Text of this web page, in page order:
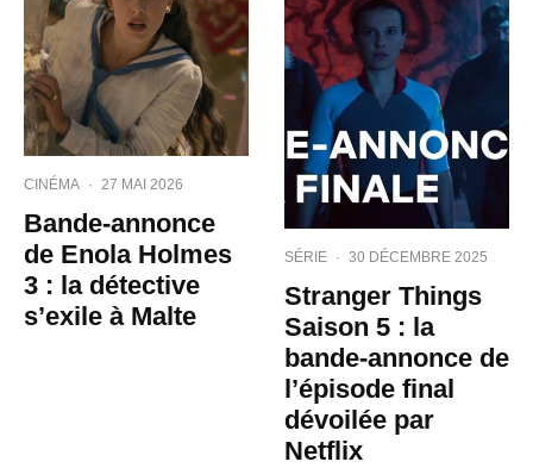
CINÉMA · 27 MAI 2026
Bande-annonce
de Enola Holmes
3 : la détective
s’exile à Malte
SÉRIE · 30 DÉCEMBRE 2025
Stranger Things
Saison 5 : la
bande-annonce de
l’épisode final
dévoilée par
Netflix